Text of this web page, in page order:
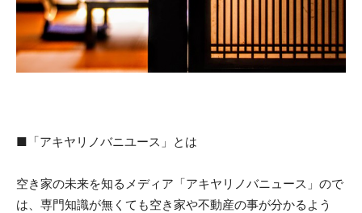
■「アキヤリノバニユース」とは
空き家の未来を知るメディア「アキヤリノバニュース」ので
は、専門知識が無くても空き家や不動産の事が分かるよう